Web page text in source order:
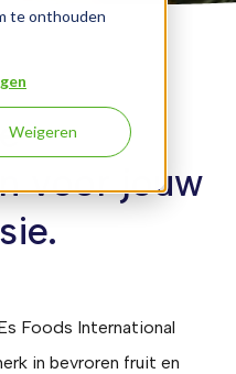
te onthouden
Weigeren
voor jouw
Foods International
in bevroren fruit en